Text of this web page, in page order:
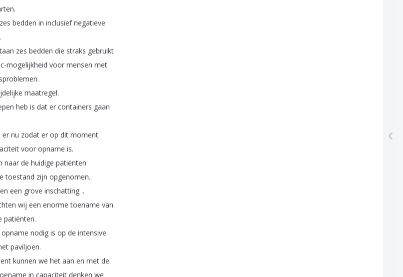
.
zes bedden in inclusief negatieve
.
zes bedden die straks gebruikt
mogelijkheid voor mensen met
.
maatregel.
heb is dat er containers gaan
er nu zodat er op dit moment
voor opname is.
naar de huidige patiënten
toestand zijn opgenomen..
een grove inschatting ..
wij een enorme toename van
patiënten.
opname nodig is op de intensive
paviljoen.
kunnen we het aan en met de
in capaciteit denken we